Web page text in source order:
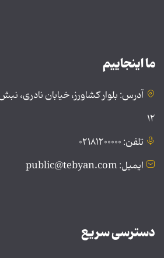
ما اینجاییم
آدرس: بلوار کشاورز، خیابان
۱۲
تلفن: ۰۲۱۸۱۲۰۰۰۰۰
ایمیل: public@tebyan.com
دسترسی سریع